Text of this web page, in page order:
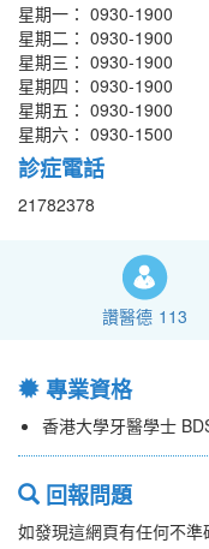
星期一： 0930-1900
星期二： 0930-1900
星期三： 0930-1900
星期四： 0930-1900
星期五： 0930-1900
星期六： 0930-1500
診症電話
21782378
讚醫德 113
專業資格
香港大學牙醫學士
回報問題
如發現這網頁有任何不準